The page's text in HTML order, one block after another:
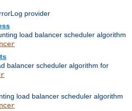
provider
load balancer scheduler algorithm
balancer scheduler algorithm for
load balancer scheduler algorithm